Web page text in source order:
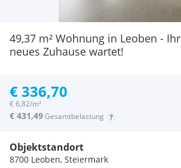
49,37 m² Wohnung in Leoben - Ihr
neues Zuhause wartet!
€ 336,70
€ 6,82/m²
€ 431,49Gesamtbelastung
Objektstandort
8700 Leoben, Steiermark